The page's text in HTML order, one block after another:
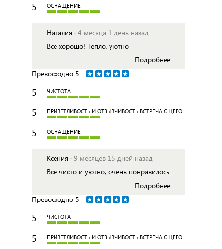
5 ОСНАЩЕНИЕ
Наталия · 4 месяца 1 день назад
Все хорошо! Тепло, уютно
Подробнее
Превосходно 5
5 ЧИСТОТА
5 ПРИВЕТЛИВОСТЬ И ОТЗЫВЧИВОСТЬ ВСТРЕЧАЮЩЕГО
5 ОСНАЩЕНИЕ
Ксения · 9 месяцев 15 дней назад
Все чисто и уютно, очень понравилось
Подробнее
Превосходно 5
5 ЧИСТОТА
5 ПРИВЕТЛИВОСТЬ И ОТЗЫВЧИВОСТЬ ВСТРЕЧАЮЩЕГО